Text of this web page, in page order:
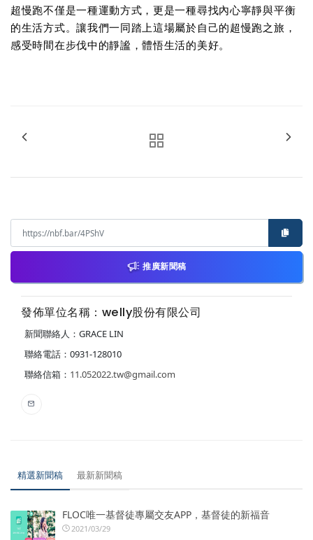
超慢跑不僅是一種運動方式，更是一種尋找內心寧靜與平衡
的生活方式。讓我們一同踏上這場屬於自己的超慢跑之旅，
感受時間在步伐中的靜謐，體悟生活的美好。
推廣新聞稿
發佈單位名稱：welly股份有限公司
新聞聯絡人：GRACE LIN
聯絡電話：0931-128010
聯絡信箱： 11.052022.tw@gmail.com
精選新聞稿 最新新聞稿
FLOC唯一基督徒專屬交友APP，基督徒的新福音
2021/03/29